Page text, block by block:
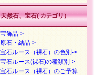
天然石、宝石( カテゴリ）
宝飾品->
原石・結晶->
宝石ルース（裸石）の色別->
宝石ルース(裸石)の種類別->
宝石ルース（裸石）のご予算